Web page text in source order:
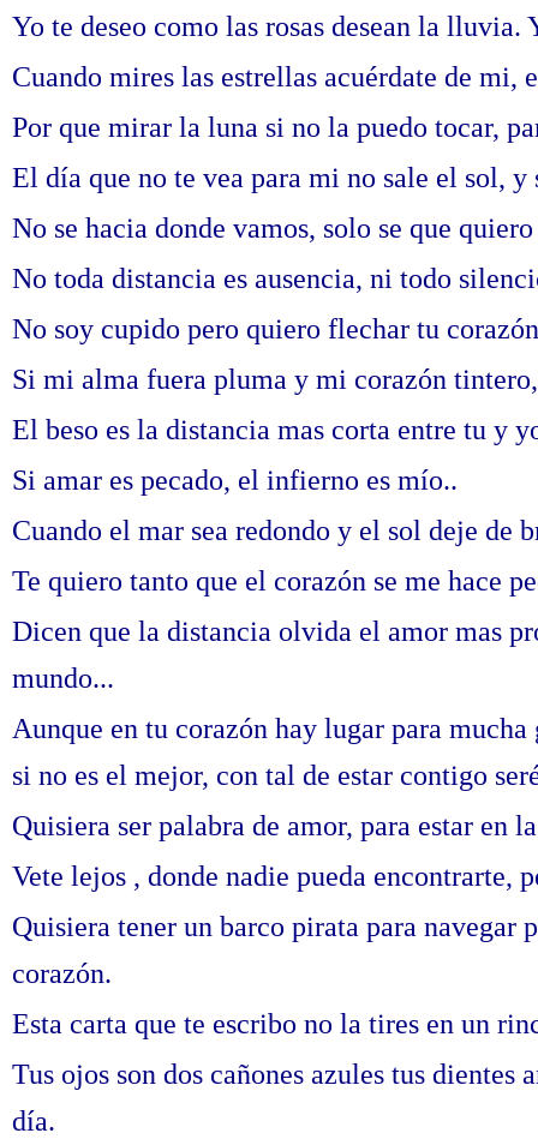
Yo te deseo como las rosas desean la lluvia.
Cuando mires las estrellas acuérdate de mi,
Por que mirar la luna si no la puedo tocar,
El día que no te vea para mi no sale el sol,
No se hacia donde vamos, solo se que
No toda distancia es ausencia, ni todo
No soy cupido pero quiero flechar tu
Si mi alma fuera pluma y mi corazón
El beso es la distancia mas corta entre tu y
Si amar es pecado, el infierno es mío..
Cuando el mar sea redondo y el sol deje de
Te quiero tanto que el corazón se me hace
Dicen que la distancia olvida el amor mas
mundo...
Aunque en tu corazón hay lugar para
si no es el mejor, con tal de estar contigo
Quisiera ser palabra de amor, para estar en
Vete lejos , donde nadie pueda encontrarte,
Quisiera tener un barco pirata para
corazón.
Esta carta que te escribo no la tires en un
Tus ojos son dos cañones azules tus
día.